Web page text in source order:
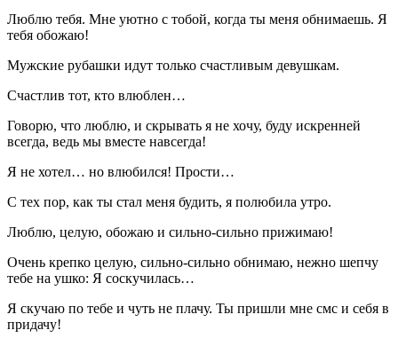
Люблю тебя. Мне уютно с тобой, когда ты меня обнимаешь. Я
тебя обожаю!
Мужские рубашки идут только счастливым девушкам.
Счастлив тот, кто влюблен…
Говорю, что люблю, и скрывать я не хочу, буду искренней
всегда, ведь мы вместе навсегда!
Я не хотел… но влюбился! Прости…
С тех пор, как ты стал меня будить, я полюбила утро.
Люблю, целую, обожаю и сильно-сильно прижимаю!
Очень крепко целую, сильно-сильно обнимаю, нежно шепчу
тебе на ушко: Я соскучилась…
Я скучаю по тебе и чуть не плачу. Ты пришли мне смс и себя в
придачу!